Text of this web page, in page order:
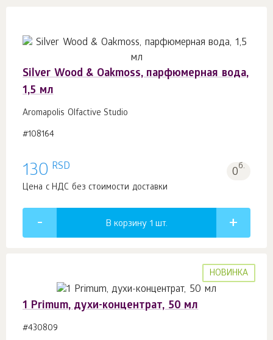
Silver Wood & Oakmoss, парфюмерная вода,
1,5 мл
Aromapolis Olfactive Studio
#108164
130 RSD 0б.
Цена с НДС без стоимости доставки
В корзину 1 шт.
НОВИНКА
1 Primum, духи-концентрат, 50 мл
#430809